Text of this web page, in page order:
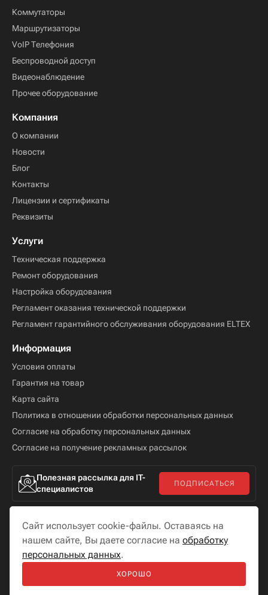
Коммутаторы
Маршрутизаторы
VoIP Телефония
Беспроводной доступ
Видеонаблюдение
Прочее оборудование
Компания
О компании
Новости
Блог
Контакты
Лицензии и сертификаты
Реквизиты
Услуги
Техническая поддержка
Ремонт оборудования
Настройка оборудования
Регламент оказания технической поддержки
Регламент гарантийного обслуживания оборудования ELTEX
Информация
Условия оплаты
Гарантия на товар
Карта сайта
Политика в отношении обработки персональных данных
Согласие на обработку персональных данных
Согласие на получение рекламных рассылок
Полезная рассылка для IT-
специалистов
ПОДПИСАТЬСЯ
Мы в соцсетях
Разработка сайта —
«Бутик сайтов»
Сайт использует cookie-файлы. Оставаясь на
нашем сайте, Вы даете согласие на обработку
персональных данных.
ХОРОШО